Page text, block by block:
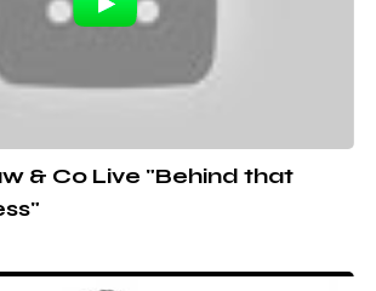
& Co Live "Behind that